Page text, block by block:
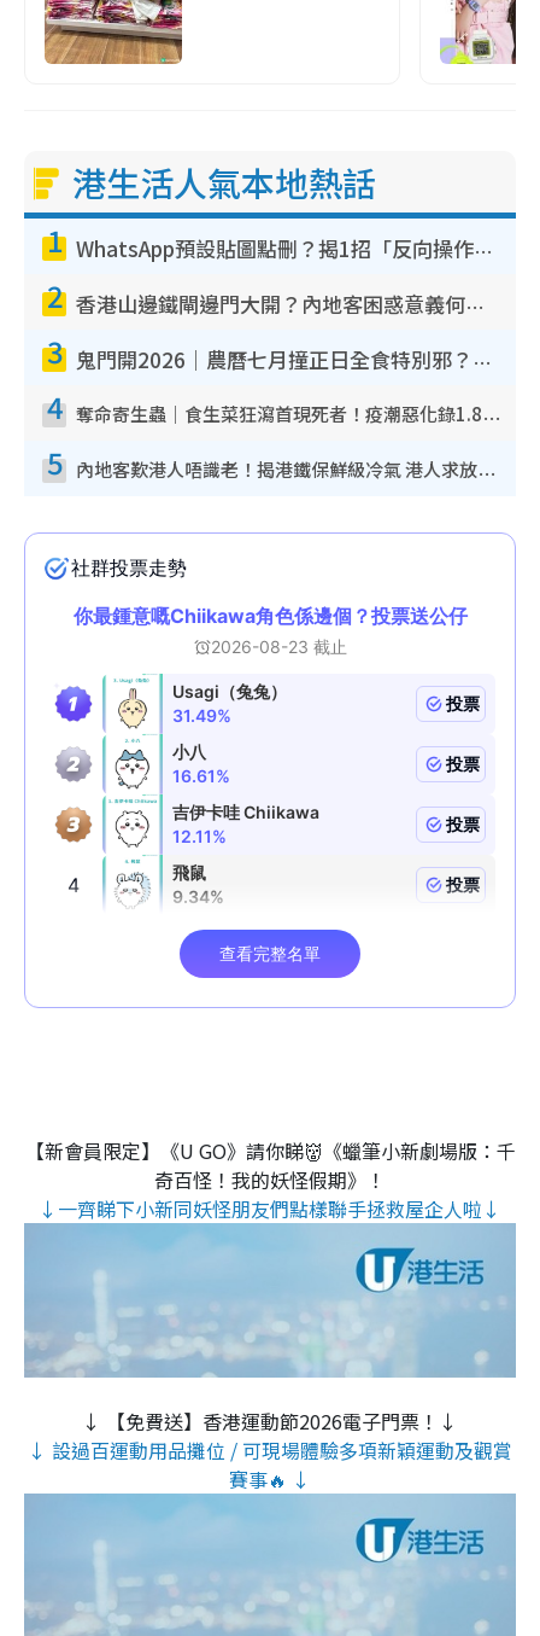
港生活人氣本地熱話
1 WhatsApp預設貼圖點刪？揭1招「反向操作」還原簡潔介面 附3步實測教學
2 香港山邊鐵閘邊門大開？內地客困惑意義何在！網民神回覆：呢種叫法理性防禦
3 鬼門開2026｜農曆七月撞正日全食特別邪？專家警告切忌做一事！揭4大禁忌+2招保平安
4 奪命寄生蟲｜食生菜狂瀉首現死者！疫潮惡化錄1.8萬宗病例 揭洗菜3大謬誤
5 內地客歎港人唔識老！揭港鐵保鮮級冷氣 港人求放過：咪投訴
【新會員限定】《U GO》請你睇👹《蠟筆小新劇場版：千
奇百怪！我的妖怪假期》！
↓一齊睇下小新同妖怪朋友們點樣聯手拯救屋企人啦↓
↓ 【免費送】香港運動節2026電子門票！↓
↓ 設過百運動用品攤位 / 可現場體驗多項新穎運動及觀賞
賽事🔥 ↓